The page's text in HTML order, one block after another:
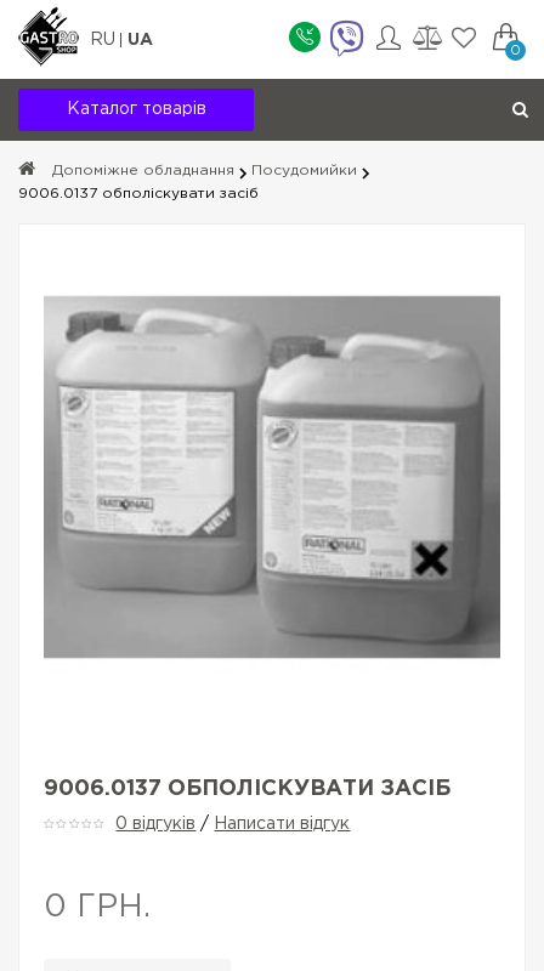
RU UA
0
Каталог товарів
Допоміжне обладнання
Посудомийки
9006.0137 обполіскувати засіб
9006.0137 ОБПОЛІСКУВАТИ ЗАСІБ
0 відгуків / Написати відгук
0 ГРН.